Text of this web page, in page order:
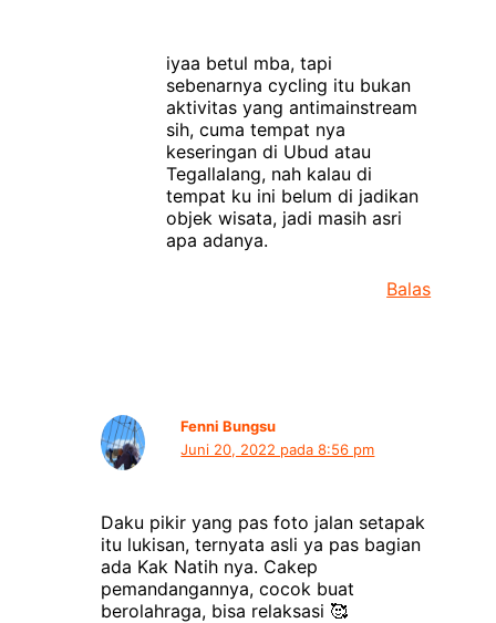
iyaa betul mba, tapi
sebenarnya cycling itu bukan
aktivitas yang antimainstream
sih, cuma tempat nya
keseringan di Ubud atau
Tegallalang, nah kalau di
tempat ku ini belum di jadikan
objek wisata, jadi masih asri
apa adanya.
Balas
Fenni Bungsu
Juni 20, 2022 pada 8:56 pm
Daku pikir yang pas foto jalan setapak
itu lukisan, ternyata asli ya pas bagian
ada Kak Natih nya. Cakep
pemandangannya, cocok buat
berolahraga, bisa relaksasi 🥰